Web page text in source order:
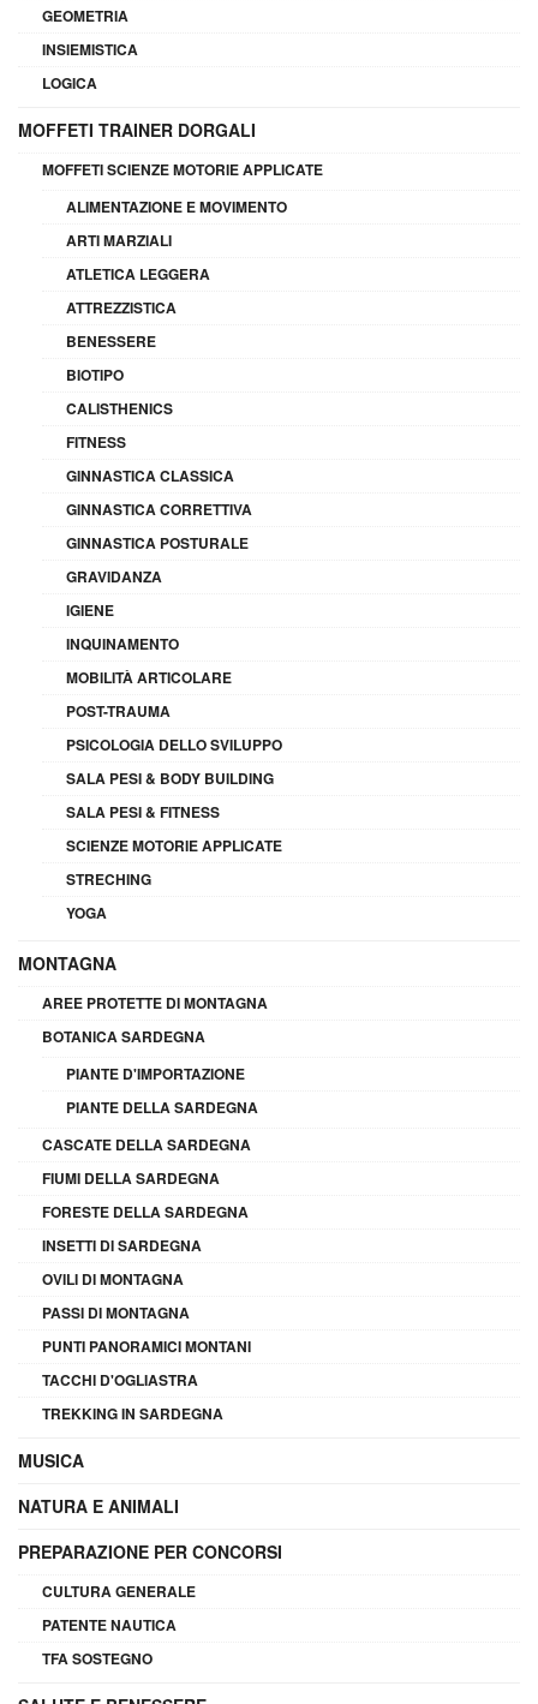
GEOMETRIA
INSIEMISTICA
LOGICA
MOFFETI TRAINER DORGALI
MOFFETI SCIENZE MOTORIE APPLICATE
ALIMENTAZIONE E MOVIMENTO
ARTI MARZIALI
ATLETICA LEGGERA
ATTREZZISTICA
BENESSERE
BIOTIPO
CALISTHENICS
FITNESS
GINNASTICA CLASSICA
GINNASTICA CORRETTIVA
GINNASTICA POSTURALE
GRAVIDANZA
IGIENE
INQUINAMENTO
MOBILITÀ ARTICOLARE
POST-TRAUMA
PSICOLOGIA DELLO SVILUPPO
SALA PESI & BODY BUILDING
SALA PESI & FITNESS
SCIENZE MOTORIE APPLICATE
STRECHING
YOGA
MONTAGNA
AREE PROTETTE DI MONTAGNA
BOTANICA SARDEGNA
PIANTE D'IMPORTAZIONE
PIANTE DELLA SARDEGNA
CASCATE DELLA SARDEGNA
FIUMI DELLA SARDEGNA
FORESTE DELLA SARDEGNA
INSETTI DI SARDEGNA
OVILI DI MONTAGNA
PASSI DI MONTAGNA
PUNTI PANORAMICI MONTANI
TACCHI D'OGLIASTRA
TREKKING IN SARDEGNA
MUSICA
NATURA E ANIMALI
PREPARAZIONE PER CONCORSI
CULTURA GENERALE
PATENTE NAUTICA
TFA SOSTEGNO